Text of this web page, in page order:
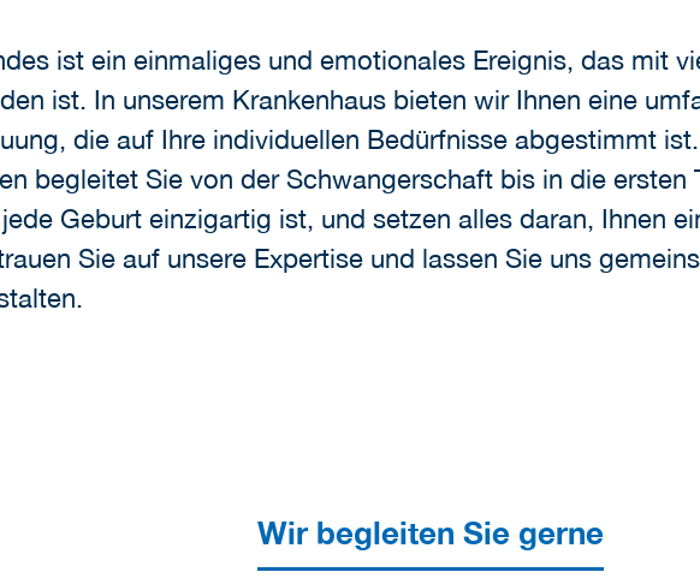
ist ein einmaliges und emotionales Ereignis, das mit
ist. In unserem Krankenhaus bieten wir Ihnen eine
die auf Ihre individuellen Bedürfnisse abgestimmt
begleitet Sie von der Schwangerschaft bis in die ersten
Geburt einzigartig ist, und setzen alles daran, Ihnen
Sie auf unsere Expertise und lassen Sie uns
Wir begleiten Sie gerne